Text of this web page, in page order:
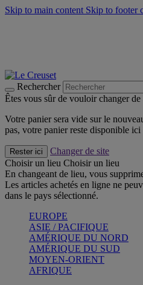
Skip to main content Skip to footer
Rechercher
Êtes vous sûr de vouloir changer de
Votre panier sera vide sur le
pas, votre panier reste disponible ici
Rester ici
Changer de site
Choisir un lieu Choisir un lieu
En changeant de lieu, vous
Les articles achetés en ligne ne
dans le pays sélectionné.
EUROPE
ASIE / PACIFIQUE
AMÉRIQUE DU NORD
AMÉRIQUE DU SUD
MOYEN-ORIENT
AFRIQUE